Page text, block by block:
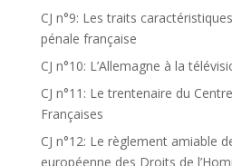
CJ n°9: Les traits
pénale française
CJ n°10: L’Allemagne à la
CJ n°11: Le trentenaire du
Françaises
CJ n°12: Le règlement amiable
européenne des Droits de